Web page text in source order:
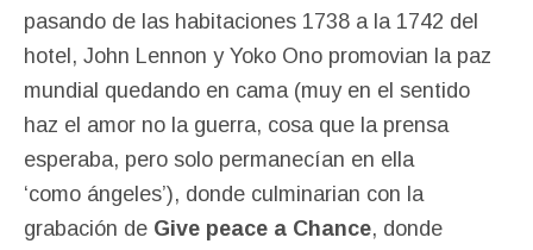
pasando de las habitaciones 1738 a la 1742 del
hotel, John Lennon y Yoko Ono promovian la paz
mundial quedando en cama (muy en el sentido
haz el amor no la guerra, cosa que la prensa
esperaba, pero solo permanecían en ella
‘como ángeles’), donde culminarian con la
grabación de Give peace a Chance, donde